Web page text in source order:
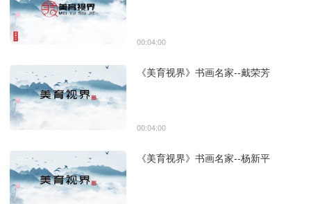
00:04:00
《美育视界》书画名家--戴荣芳
00:04:00
《美育视界》书画名家--杨新平